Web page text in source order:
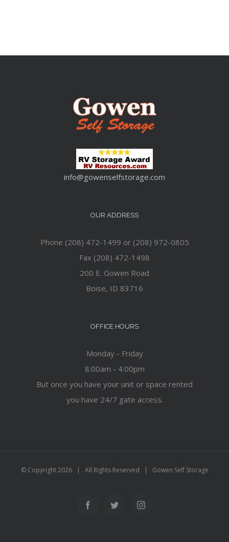
info@gowenselfstorage.com
OUR ADDRESS
Phone (208) 472-1499 or (208) 972-0805
Fax (208) 472-1498
200 E. Gowen Road
Boise, ID 83716
OFFICE HOURS
Monday - Friday
8:00am - 4:00pm
But once you have your unit or space rented
you have 24/7 gate access.
© Copyright2026 | All Rights Reserved | Gowen Self Storage
FacebookTwitter Instagram